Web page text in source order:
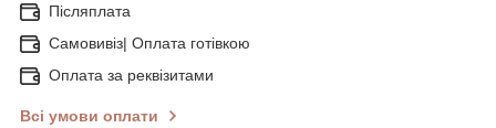
Післяплата
Самовивіз| Оплата готівкою
Оплата за реквізитами
Всі умови оплати